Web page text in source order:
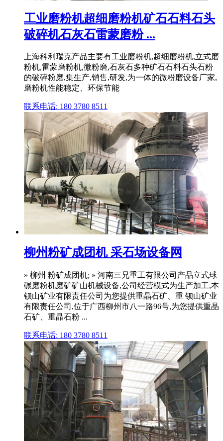
工业磨粉机超细磨粉机矿石石料石头
破碎机石灰石雷蒙磨粉 ...
上海科利瑞克产品主要有工业磨粉机,超细磨粉机,立式磨
粉机,雷蒙磨粉机,微粉磨,石灰石多种矿石石料石头石粉
的破碎粉磨,集生产,销售,研发,为一体的微粉磨设备厂家,
磨粉机性能稳定、环保节能
联系电话: 180 3780 8511
柳州粉矿成团机 采石场设备网
» 柳州 粉矿成团机; » 河南三兄重工有限公司产品立式球
碾磨粉机磨矿矿山机械设备,公司经营模式为生产加工,本
钡山矿业有限责任公司为您提供重晶石矿、重 钡山矿业
有限责任公司,位于广西柳州市八一路96号,为您提供重晶
石矿、重晶石粉 ...
联系电话: 180 3780 8511